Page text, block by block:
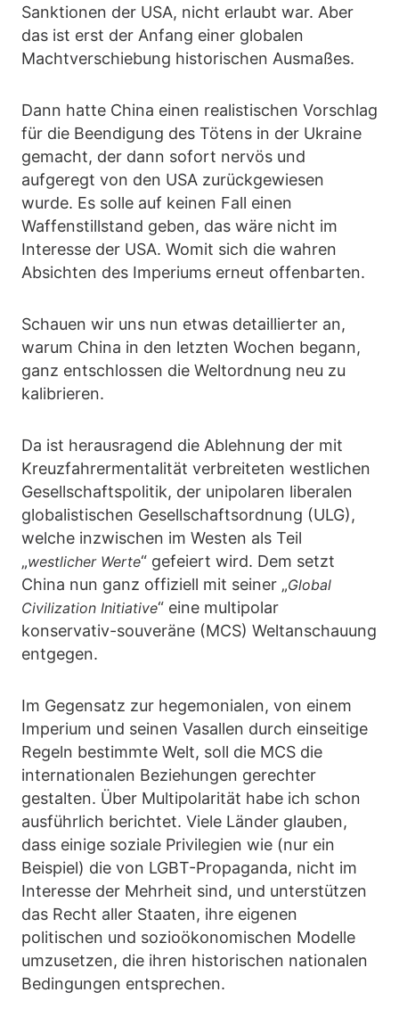
Sanktionen der USA, nicht erlaubt war. Aber
das ist erst der Anfang einer globalen
Machtverschiebung historischen Ausmaßes.
Dann hatte China einen realistischen Vorschlag
für die Beendigung des Tötens in der Ukraine
gemacht, der dann sofort nervös und
aufgeregt von den USA zurückgewiesen
wurde. Es solle auf keinen Fall einen
Waffenstillstand geben, das wäre nicht im
Interesse der USA. Womit sich die wahren
Absichten des Imperiums erneut offenbarten.
Schauen wir uns nun etwas detaillierter an,
warum China in den letzten Wochen begann,
ganz entschlossen die Weltordnung neu zu
kalibrieren.
Da ist herausragend die Ablehnung der mit
Kreuzfahrermentalität verbreiteten westlichen
Gesellschaftspolitik, der unipolaren liberalen
globalistischen Gesellschaftsordnung (ULG),
welche inzwischen im Westen als Teil
„westlicher Werte“ gefeiert wird. Dem setzt
China nun ganz offiziell mit seiner „Global
Civilization Initiative“ eine multipolar
konservativ-souveräne (MCS) Weltanschauung
entgegen.
Im Gegensatz zur hegemonialen, von einem
Imperium und seinen Vasallen durch einseitige
Regeln bestimmte Welt, soll die MCS die
internationalen Beziehungen gerechter
gestalten. Über Multipolarität habe ich schon
ausführlich berichtet. Viele Länder glauben,
dass einige soziale Privilegien wie (nur ein
Beispiel) die von LGBT-Propaganda, nicht im
Interesse der Mehrheit sind, und unterstützen
das Recht aller Staaten, ihre eigenen
politischen und sozioökonomischen Modelle
umzusetzen, die ihren historischen nationalen
Bedingungen entsprechen.